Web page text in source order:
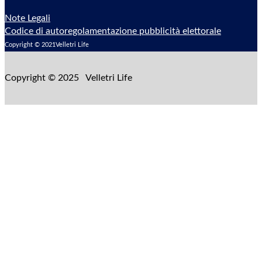
Note Legali
Codice di autoregolamentazione pubblicità elettorale
Copyright © 2021Velletri Life
Copyright © 2025 Velletri Life